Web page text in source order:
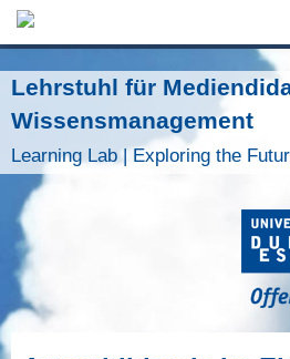
Jump to
Lehrstuhl für
Wissensmanagement
Learning Lab | Exploring the